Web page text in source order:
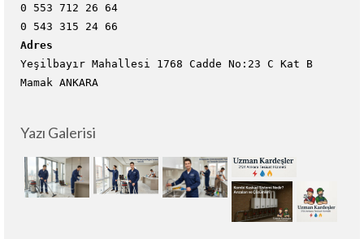
0 553 712 26 64
0 543 315 24 66
Adres
Yeşilbayır Mahallesi 1768 Cadde No:23 C Kat B
Mamak ANKARA
Yazı Galerisi